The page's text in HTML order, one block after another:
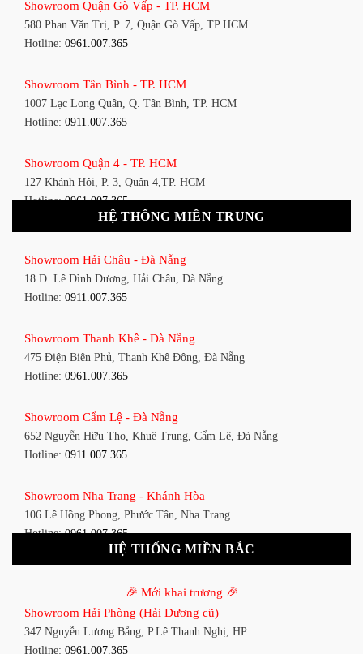
Showroom Quận Gò Vấp - TP. HCM
580 Phan Văn Trị, P. 7, Quận Gò Vấp, TP HCM
Hotline: 0961.007.365
Showroom Tân Bình - TP. HCM
1007 Lạc Long Quân, Q. Tân Bình, TP. HCM
Hotline: 0911.007.365
Showroom Quận 4 - TP. HCM
127 Khánh Hội, P. 3, Quận 4,TP. HCM
Hotline:0961.007.365
1411 Đường 3/2, P. 16, Quận 11, TP. HCM
Hotline:0911.007.365
1448 Huỳnh Tấn Phát, Phú Thuận, Quận 7, TP HCM
Hotline:0961.007.365
348 Đ. Bạch Đằng, P. 14, Bình Thạnh, TP HCM
Hotline:0911.007.365
591 Hoàng Văn Thụ, P. 4, Tân Bình, TP HCM
Hotline:0961.007.365
Showroom Tân Bình 2 - TP. HCM
Showroom Thuận An - Bình Dương
HỆ THỐNG MIỀN TRUNG
Showroom Hải Châu - Đà Nẵng
18 Đ. Lê Đình Dương, Hải Châu, Đà Nẵng
Hotline: 0911.007.365
Showroom Thanh Khê - Đà Nẵng
475 Điện Biên Phủ, Thanh Khê Đông, Đà Nẵng
Hotline: 0961.007.365
Showroom Cẩm Lệ - Đà Nẵng
652 Nguyễn Hữu Thọ, Khuê Trung, Cẩm Lệ, Đà Nẵng
Hotline: 0911.007.365
Showroom Nha Trang - Khánh Hòa
106 Lê Hồng Phong, Phước Tân, Nha Trang
Hotline:0961.007.365
27-29 Nguyễn Sỹ Sách, Hưng Bình, TP Vinh, Nghệ An
Hotline:0911.007.365
HỆ THỐNG MIỀN BẮC
🎉 Mới khai trương 🎉
Showroom Hải Phòng (Hải Dương cũ)
347 Nguyễn Lương Bằng, P.Lê Thanh Nghị, HP
Hotline: 0961.007.365